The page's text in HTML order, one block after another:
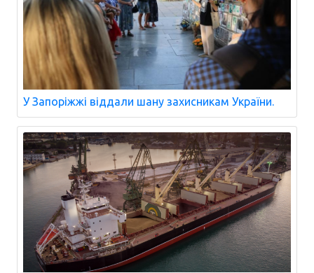
У Запоріжжі віддали шану захисникам України.